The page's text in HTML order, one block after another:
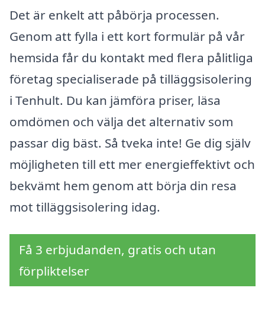
Det är enkelt att påbörja processen.
Genom att fylla i ett kort formulär på vår
hemsida får du kontakt med flera pålitliga
företag specialiserade på tilläggsisolering
i Tenhult. Du kan jämföra priser, läsa
omdömen och välja det alternativ som
passar dig bäst. Så tveka inte! Ge dig själv
möjligheten till ett mer energieffektivt och
bekvämt hem genom att börja din resa
mot tilläggsisolering idag.
Få 3 erbjudanden, gratis och utan
förpliktelser